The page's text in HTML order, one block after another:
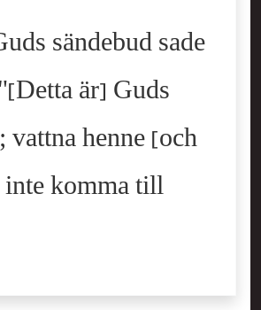
sändebud sade
är] Guds
henne [och
komma till